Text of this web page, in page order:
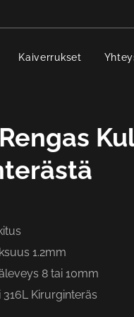
Kaiverrukset
1.2mm
8 tai 10mm
316L Kirurginteräs